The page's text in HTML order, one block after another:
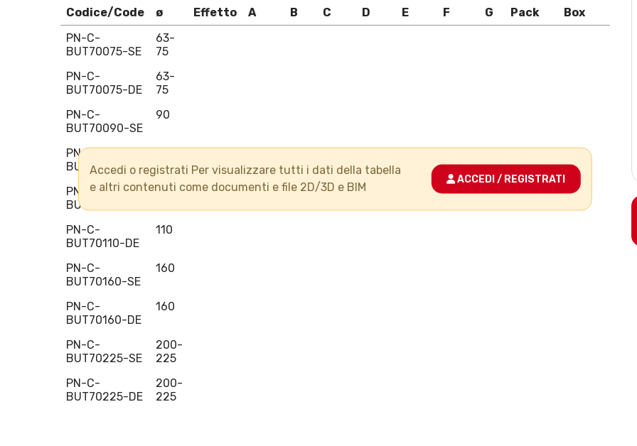
Codice/Code ø Effetto A B C D E F G Pack
Box
PN-C-
BUT70075-SE
63-
75
PN-C-
BUT70075-DE
63-
75
PN-C-
BUT70090-SE
90
PN-C-
BUT70090-DE
PN-C-
BUT70110-SE
110
PN-C-
BUT70110-DE
110
PN-C-
BUT70160-SE
160
PN-C-
BUT70160-DE
160
PN-C-
BUT70225-SE
200-
225
PN-C-
BUT70225-DE
200-
225
Accedi o registrati Per visualizzare tutti i dati della tabella
e altri contenuti come documenti e file 2D/3D e BIM
ACCEDI / REGISTRATI